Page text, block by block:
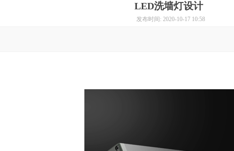
LED洗墙灯设计
发布时间: 2020-10-17 10:58